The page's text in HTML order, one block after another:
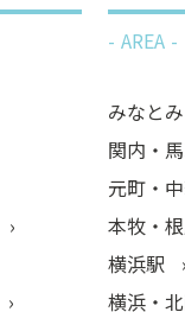
AREA
みなと
関内・
元町・
本牧・
横浜駅
横浜・